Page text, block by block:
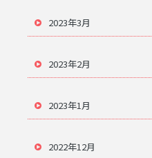
2023年3月
2023年2月
2023年1月
2022年12月